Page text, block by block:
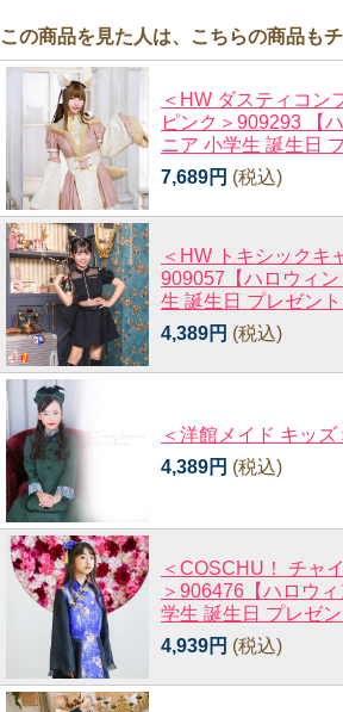
この商品を見た人は、こちらの商品も
＜HW ダスティコン
ピンク＞909293 【
ニア 小学生 誕生日
7,689円 (税込)
＜HW トキシックキ
909057【ハロウィ
生 誕生日 プレゼント
4,389円 (税込)
＜洋館メイド キッ
4,389円 (税込)
＜COSCHU！ チャ
＞906476【ハロウ
学生 誕生日 プレゼン
4,939円 (税込)